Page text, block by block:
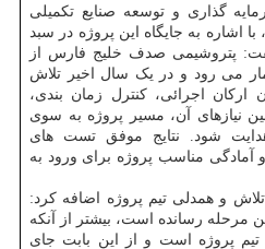
گذاری و توسعه صنایع تکمیلی
اشاره به جایگاه این پروژه در سبد
پتروشیمی صدف خلیج فارس از
می رود و در یک سال اخیر تلاش
ارکان اجرائی، کنترل زمان بندی،
نیازهای آن، مسیر پروژه به سوی
هدایت شود. نتایج موفق تست های
آمادگی مناسب پروژه برای ورود به
و همدلی تیم پروژه اضافه کرد:
مرحله رسانده است، بیشتر از آنکه
تیم پروژه است و از این بابت جای